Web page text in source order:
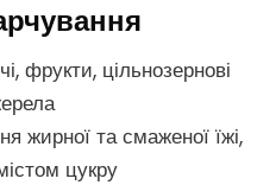
фрукти, цільнозернові
жирної та смаженої їжі,
цукру